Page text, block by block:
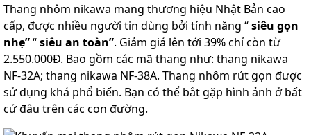
Thang nhôm nikawa mang thương hiệu Nhật Bản cao
cấp, được nhiều người tin dùng bởi tính năng “siêu gọn
nhẹ”“siêu an toàn”. Giảm giá lên tới 39% chỉ còn từ
2.550.000Đ. Bao gồm các mã thang như: thang nikawa
NF-32A; thang nikawa NF-38A. Thang nhôm rút gọn được
sử dụng khá phổ biến. Bạn có thể bắt gặp hình ảnh ở bất
cứ đâu trên các con đường.